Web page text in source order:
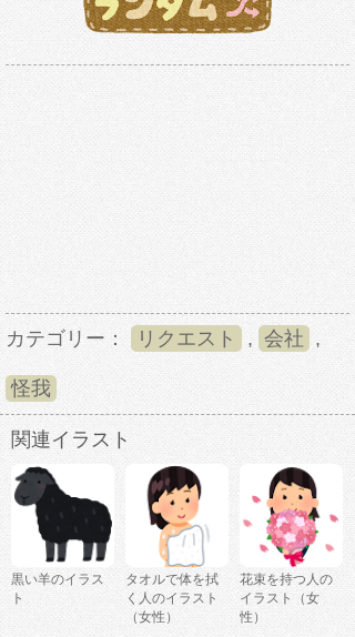
カテゴリー： リクエスト , 会社 ,
怪我
関連イラスト
黒い羊のイラス
ト
タオルで体を拭
く人のイラスト
（女性）
花束を持つ人の
イラスト（女
性）